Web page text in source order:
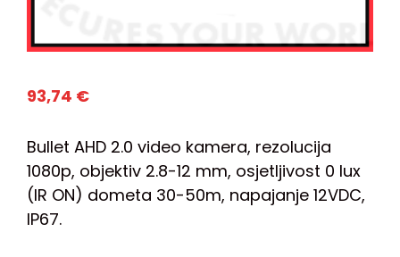
93,74 €
Bullet AHD 2.0 video kamera, rezolucija
1080p, objektiv 2.8-12 mm, osjetljivost 0 lux
(IR ON) dometa 30-50m, napajanje 12VDC,
IP67.